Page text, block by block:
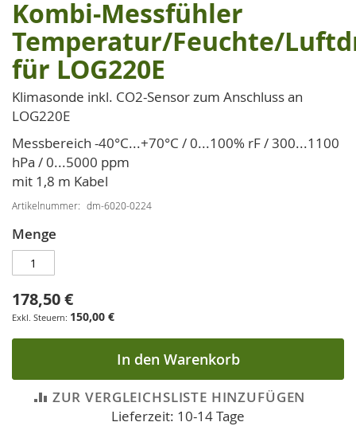
Zum
Anfang
der
Bildgalerie
springen
Kombi-Messfühler
Temperatur/Feuchte/
für LOG220E
Klimasonde inkl. CO2-Sensor zum Anschluss an
LOG220E
Messbereich -40°C...+70°C / 0...100% rF / 300...1100
hPa / 0...5000 ppm
mit 1,8 m Kabel
Artikelnummer dm-6020-0224
Menge
178,50 €
150,00 €
In den Warenkorb
ZUR VERGLEICHSLISTE HINZUFÜGEN
Lieferzeit: 10-14 Tage